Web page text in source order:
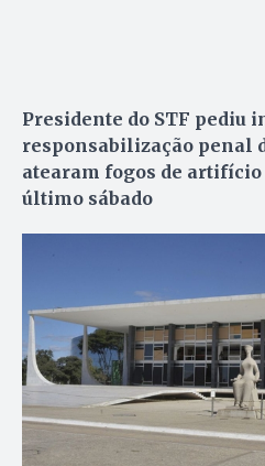
Presidente do STF pediu
responsabilização penal
atearam fogos de artifício
último sábado